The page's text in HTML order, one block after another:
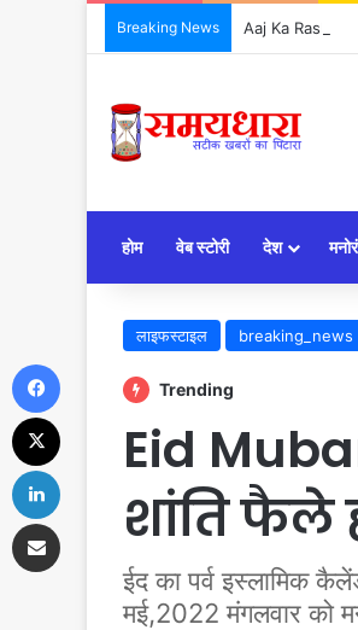
Breaking News Aaj Ka Rashifal
होम वेब स्टोरी देश
लाइफस्टाइल breaking_news
Trending
Eid
शांति फैले
ईद का पर्व इस्लामिक
मई,2022 मंगलवार को